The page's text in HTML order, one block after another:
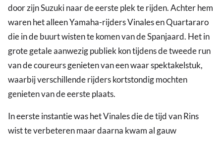
door zijn Suzuki naar de eerste plek te rijden. Achter hem
waren het alleen Yamaha-rijders Vinales en Quartararo
die in de buurt wisten te komen van de Spanjaard. Het in
grote getale aanwezig publiek kon tijdens de tweede run
van de coureurs genieten van een waar spektakelstuk,
waarbij verschillende rijders kortstondig mochten
genieten van de eerste plaats.
In eerste instantie was het Vinales die de tijd van Rins
wist te verbeteren maar daarna kwam al gauw